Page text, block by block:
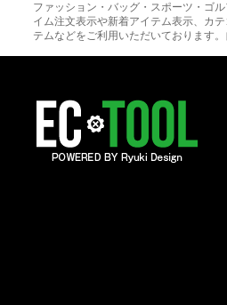
ファッション・バッグ・スポーツ・ゴ
イム注文表示や新着アイテム表示、カ
テムなどをご利用いただいております